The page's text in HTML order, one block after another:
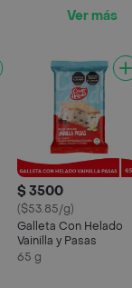
Ver más
$ 3500
($53.85/g)
Galleta Con Helado
Vainilla y Pasas
65 g